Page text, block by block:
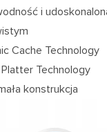
i
Cache Technology
Technology
konstrukcja